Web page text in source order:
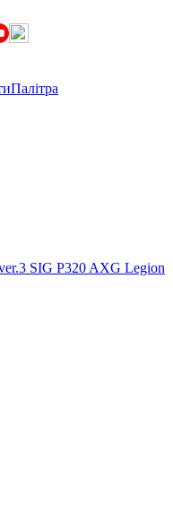
Палітра
SIG P320 AXG Legion